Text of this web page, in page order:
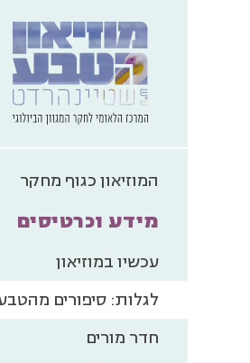
המוזיאון כגוף מחקר
מידע וכרטיסים
עכשיו במוזיאון
לגלות: סיפורים
חדר מורים